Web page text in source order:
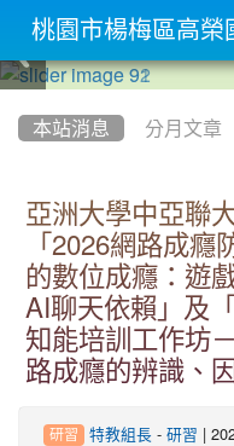
本站消息 分月文章
亞洲大學中亞聯
「2026網路成
的數位成癮：遊
AI聊天依賴」及
知能培訓工作坊
路成癮的辨識、
研習 特教組長- 研習 |
桃園市楊梅區高榮